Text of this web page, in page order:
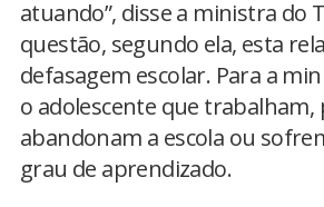
atuando”, disse a ministra do
questão, segundo ela, esta
defasagem escolar. Para a
o adolescente que trabalham,
abandonam a escola ou
grau de aprendizado.